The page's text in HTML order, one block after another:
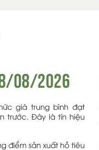
08/2026
giá trung bình đạt
trước. Đây là tín hiệu
điểm sản xuất hồ tiêu